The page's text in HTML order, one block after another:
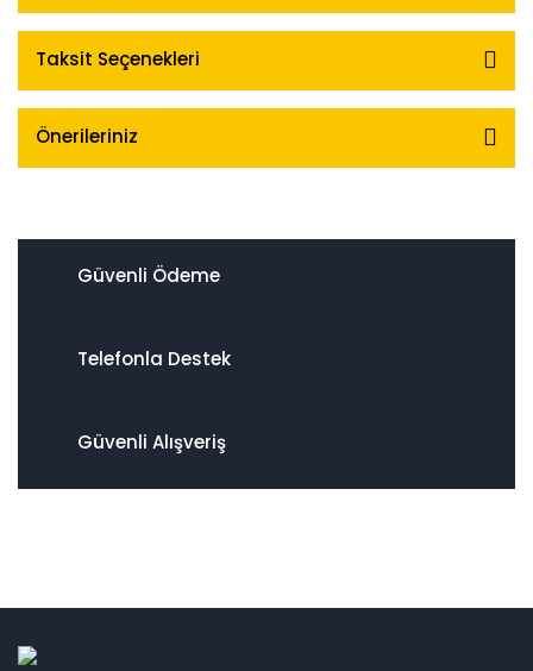
Taksit Seçenekleri
Önerileriniz
Güvenli Ödeme
Telefonla Destek
Güvenli Alışveriş